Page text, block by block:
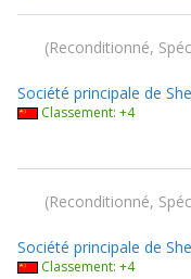
Reconditionné,
Société principale de
Classement: +4
Reconditionné,
Société principale de
Classement: +4